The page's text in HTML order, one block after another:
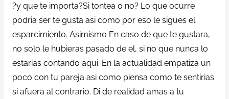
?y que te importa?Si tontea o no? Lo que ocurre
podria ser te gusta asi como por eso le sigues el
esparcimiento. Asimismo En caso de que te gustara,
no solo le hubieras pasado de el, si no que nunca lo
estarias contando aqui. En la actualidad empatiza un
poco con tu pareja asi como piensa como te sentirias
si afuera al contrario. Di de realidad amas a tu